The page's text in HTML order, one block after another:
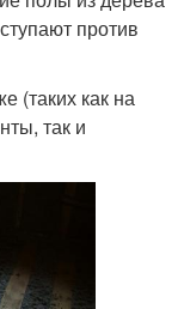
против
(таких как на
так и